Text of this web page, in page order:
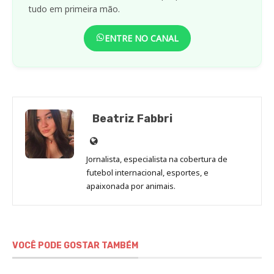
tudo em primeira mão.
ENTRE NO CANAL
Beatriz Fabbri
Site
de
Beatriz
Fabbri
Jornalista, especialista na cobertura de
futebol internacional, esportes, e
apaixonada por animais.
VOCÊ PODE GOSTAR TAMBÉM